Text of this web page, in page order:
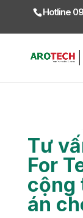
Hotline
Tư
For
cộng
án